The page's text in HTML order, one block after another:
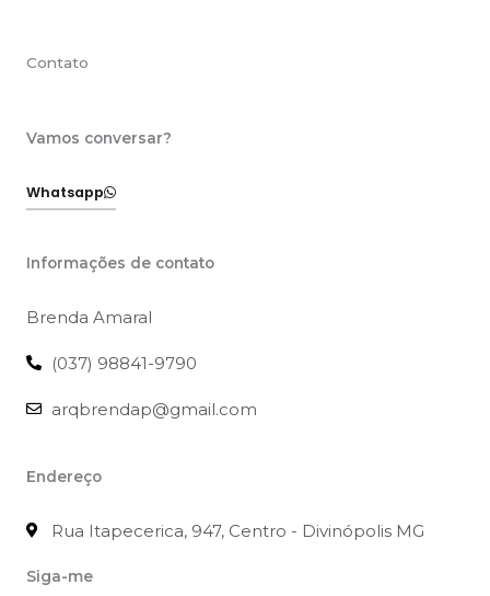
Contato
Vamos conversar?
Whatsapp
Informações de contato
Brenda Amaral
(037) 98841-9790
arqbrendap@gmail.com
Endereço
Rua Itapecerica, 947, Centro - Divinópolis MG
Siga-me